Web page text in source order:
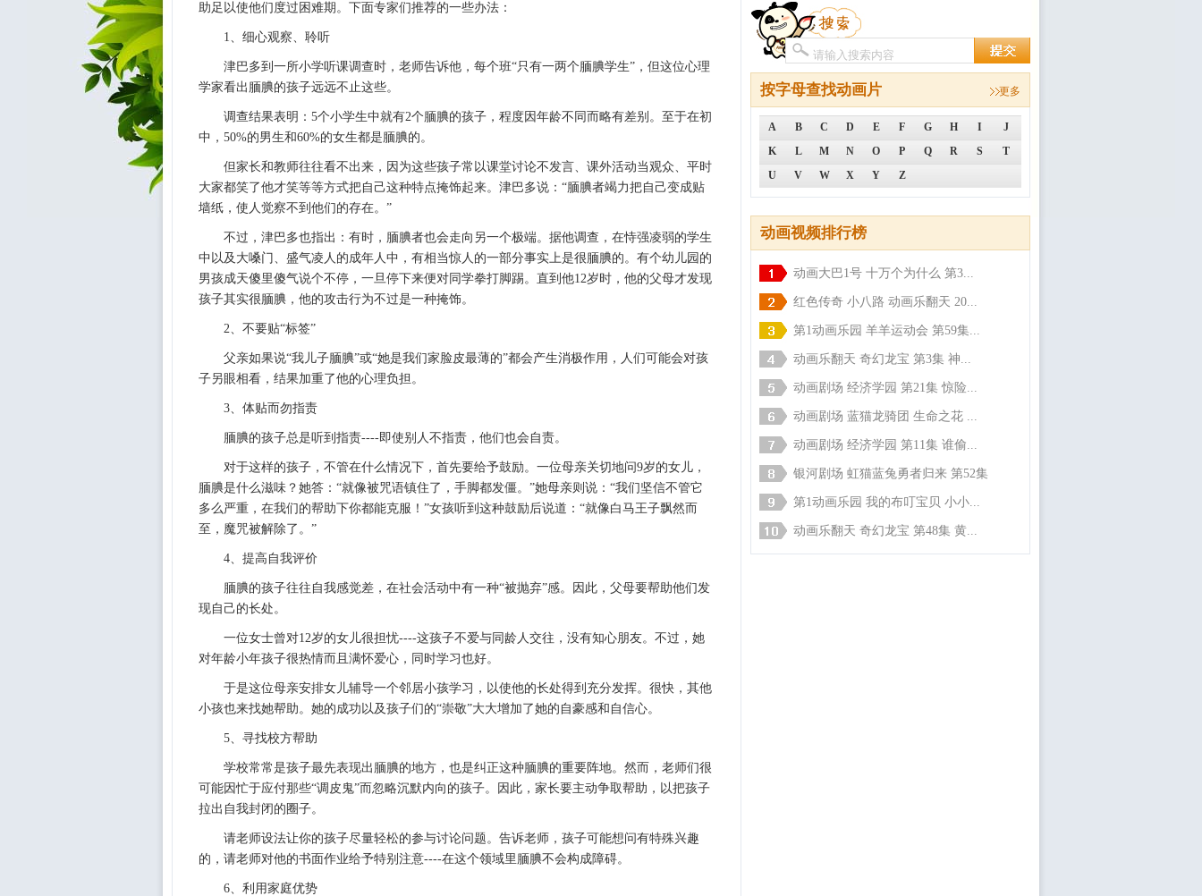
按字母查找动画片 更多
A B C D E F G H I
J
K
L M N O P Q R S
T
U
V W X Y Z
动画视频排行榜
动画大巴1号 十万个为什么 第3...
红色传奇 小八路 动画乐翻天 20...
第1动画乐园 羊羊运动会 第59集...
动画乐翻天 奇幻龙宝 第3集 神...
动画剧场 经济学园 第21集 惊险...
动画剧场 蓝猫龙骑团 生命之花 ...
动画剧场 经济学园 第11集 谁偷...
银河剧场 虹猫蓝兔勇者归来 第52集
第1动画乐园 我的布叮宝贝 小小...
动画乐翻天 奇幻龙宝 第48集 黄...
助足以使他们度过困难期。下面专家们推荐的一些办法：
1、细心观察、聆听
津巴多到一所小学听课调查时，老师告诉他，每个班“只有一两个腼腆学生”，但这位心理
学家看出腼腆的孩子远远不止这些。
调查结果表明：5个小学生中就有2个腼腆的孩子，程度因年龄不同而略有差别。至于在初
中，50%的男生和60%的女生都是腼腆的。
但家长和教师往往看不出来，因为这些孩子常以课堂讨论不发言、课外活动当观众、平时
大家都笑了他才笑等等方式把自己这种特点掩饰起来。津巴多说：“腼腆者竭力把自己变成贴
墙纸，使人觉察不到他们的存在。”
不过，津巴多也指出：有时，腼腆者也会走向另一个极端。据他调查，在恃强凌弱的学生
中以及大嗓门、盛气凌人的成年人中，有相当惊人的一部分事实上是很腼腆的。有个幼儿园的
男孩成天傻里傻气说个不停，一旦停下来便对同学拳打脚踢。直到他12岁时，他的父母才发现
孩子其实很腼腆，他的攻击行为不过是一种掩饰。
2、不要贴“标签”
父亲如果说“我儿子腼腆”或“她是我们家脸皮最薄的”都会产生消极作用，人们可能会对孩
子另眼相看，结果加重了他的心理负担。
3、体贴而勿指责
腼腆的孩子总是听到指责----即使别人不指责，他们也会自责。
对于这样的孩子，不管在什么情况下，首先要给予鼓励。一位母亲关切地问9岁的女儿，
腼腆是什么滋味？她答：“就像被咒语镇住了，手脚都发僵。”她母亲则说：“我们坚信不管它
多么严重，在我们的帮助下你都能克服！”女孩听到这种鼓励后说道：“就像白马王子飘然而
至，魔咒被解除了。”
4、提高自我评价
腼腆的孩子往往自我感觉差，在社会活动中有一种“被抛弃”感。因此，父母要帮助他们发
现自己的长处。
一位女士曾对12岁的女儿很担忧----这孩子不爱与同龄人交往，没有知心朋友。不过，她
对年龄小年孩子很热情而且满怀爱心，同时学习也好。
于是这位母亲安排女儿辅导一个邻居小孩学习，以使他的长处得到充分发挥。很快，其他
小孩也来找她帮助。她的成功以及孩子们的“崇敬”大大增加了她的自豪感和自信心。
5、寻找校方帮助
学校常常是孩子最先表现出腼腆的地方，也是纠正这种腼腆的重要阵地。然而，老师们很
可能因忙于应付那些“调皮鬼”而忽略沉默内向的孩子。因此，家长要主动争取帮助，以把孩子
拉出自我封闭的圈子。
请老师设法让你的孩子尽量轻松的参与讨论问题。告诉老师，孩子可能想问有特殊兴趣
的，请老师对他的书面作业给予特别注意----在这个领域里腼腆不会构成障碍。
6、利用家庭优势